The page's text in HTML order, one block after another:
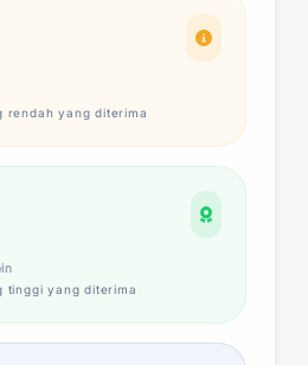
rendah yang diterima
tinggi yang diterima